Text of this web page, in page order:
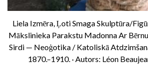
Liela Izmēra, Ļoti Smaga Skulptūra/
Mākslinieka Parakstu Madonna Ar
Sirdi — Neoģotika / Katoliskā
1870.–1910. · Autors: Léon